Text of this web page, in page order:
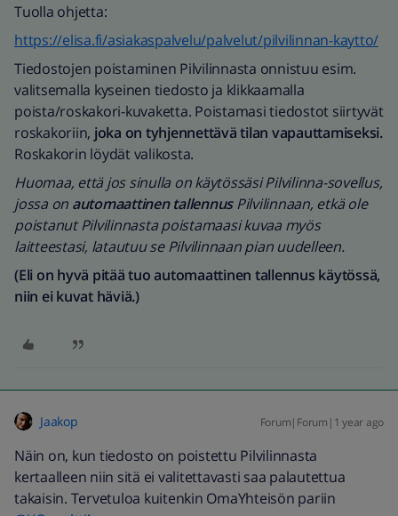
Tuolla ohjetta:
https://elisa.fi/asiakaspalvelu/palvelut/pilvilinnan-kaytto/
Tiedostojen poistaminen Pilvilinnasta onnistuu esim.
valitsemalla kyseinen tiedosto ja klikkaamalla
poista/roskakori-kuvaketta. Poistamasi tiedostot siirtyvät
roskakoriin, joka on tyhjennettävä tilan vapauttamiseksi.
Roskakorin löydät valikosta.
Huomaa, että jos sinulla on käytössäsi Pilvilinna-sovellus,
jossa on automaattinen tallennusPilvilinnaan, etkä ole
poistanut Pilvilinnasta poistamaasi kuvaa myös
laitteestasi, latautuu se Pilvilinnaan pian uudelleen.
(Eli on hyvä pitää tuo automaattinen tallennus käytössä,
niin ei kuvat häviä.)
Jaakop Forum|Forum|1 year ago
Näin on, kun tiedosto on poistettu Pilvilinnasta
kertaalleen niin sitä ei valitettavasti saa palautettua
takaisin. Tervetuloa kuitenkin OmaYhteisön pariin ​